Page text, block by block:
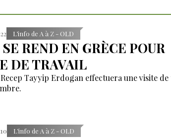
L’info de A à Z - OLD
REND EN GRÈCE POUR
DE TRAVAIL
Tayyip Erdogan effectuera une visite
L’info de A à Z - OLD